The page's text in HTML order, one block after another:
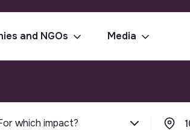
and NGOs Media
which impact?